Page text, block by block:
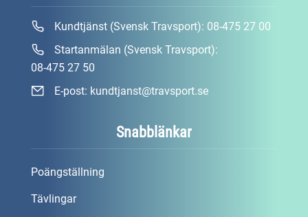
Snabblänkar
Poängställning
Tävlingar
Kundtjänst (Svensk Travsport): 08-475 27 00
Startanmälan (Svensk Travsport):
08-475 27 50
E-post: kundtjanst@travsport.se